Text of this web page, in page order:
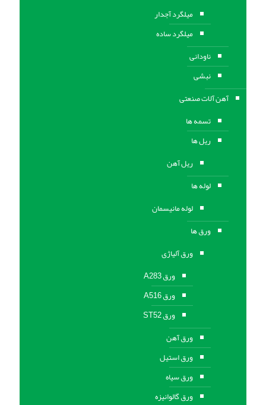
میلگرد آجدار
میلگرد ساده
ناودانی
نبشی
آهن آلات صنعتی
تسمه ها
ریل ها
ریل آهن
لوله ها
لوله مانیسمان
ورق ها
ورق آلیاژی
ورق A283
ورق A516
ورق ST52
ورق آهن
ورق استیل
ورق سیاه
ورق گالوانیزه